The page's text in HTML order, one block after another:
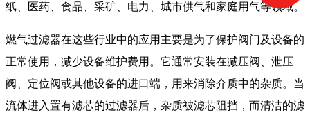
纸、医药、食品、采矿、电力、城市供气和家庭用气等领域。
燃气过滤器在这些行业中的应用主要是为了保护阀门及设备的
正常使用，减少设备维护费用。它通常安装在减压阀、泄压
阀、定位阀或其他设备的进口端，用来消除介质中的杂质。当
流体进入置有滤芯的过滤器后，杂质被滤芯阻挡，而清洁的滤